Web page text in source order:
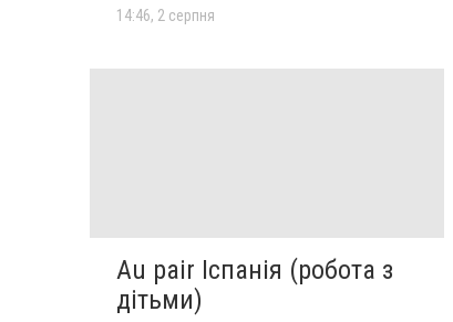
14:46, 2 серпня
Au pair Іспанія (робота з
дітьми)